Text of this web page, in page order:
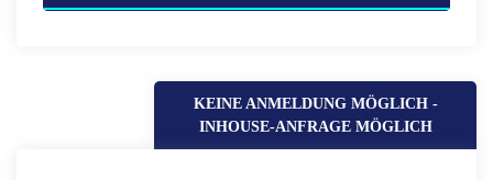
KEINE ANMELDUNG MÖGLICH -
INHOUSE-ANFRAGE MÖGLICH